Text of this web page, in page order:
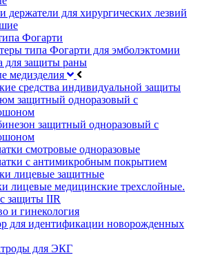
держатели для хирургических лезвий
Фогарти
типа Фогарти для эмболэктомии
для защиты раны
медизделия
средства индивидуальной защиты
защитный одноразовый с
защитный одноразовый с
смотровые одноразовые
с антимикробным покрытием
лицевые защитные
лицевые медицинские трехслойные.
защиты IIR
и гинекология
для идентификации новорожденных
для ЭКГ